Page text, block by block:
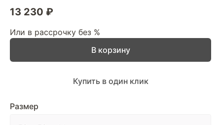
13 230 ₽
Или в рассрочку без %
Размер
В корзину
Купить в один клик